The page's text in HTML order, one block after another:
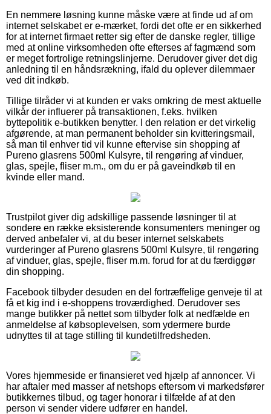
En nemmere løsning kunne måske være at finde ud af om
internet selskabet er e-mærket, fordi det ofte er en sikkerhed
for at internet firmaet retter sig efter de danske regler, tillige
med at online virksomheden ofte efterses af fagmænd som
er meget fortrolige retningslinjerne. Derudover giver det dig
anledning til en håndsrækning, ifald du oplever dilemmaer
ved dit indkøb.
Tillige tilråder vi at kunden er vaks omkring de mest aktuelle
vilkår der influerer på transaktionen, f.eks. hvilken
byttepolitik e-butikken benytter. I den relation er det virkelig
afgørende, at man permanent beholder sin kvitteringsmail,
så man til enhver tid vil kunne eftervise sin shopping af
Pureno glasrens 500ml Kulsyre, til rengøring af vinduer,
glas, spejle, fliser m.m., om du er på gaveindkøb til en
kvinde eller mand.
Trustpilot giver dig adskillige passende løsninger til at
sondere en række eksisterende konsumenters meninger og
derved anbefaler vi, at du beser internet selskabets
vurderinger af Pureno glasrens 500ml Kulsyre, til rengøring
af vinduer, glas, spejle, fliser m.m. forud for at du færdiggør
din shopping.
Facebook tilbyder desuden en del fortræffelige genveje til at
få et kig ind i e-shoppens troværdighed. Derudover ses
mange butikker på nettet som tilbyder folk at nedfælde en
anmeldelse af købsoplevelsen, som ydermere burde
udnyttes til at tage stilling til kundetilfredsheden.
Vores hjemmeside er finansieret ved hjælp af annoncer. Vi
har aftaler med masser af netshops eftersom vi markedsfører
butikkernes tilbud, og tager honorar i tilfælde af at den
person vi sender videre udfører en handel.